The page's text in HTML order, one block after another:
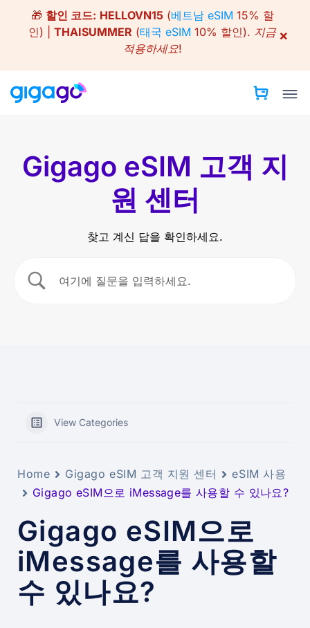
content
🎁 할인 코드: HELLOVN15(베트남 eSIM 15% 할
인) | THAISUMMER (태국 eSIM 10% 할인). 지금
적용하세요!
×
Gigago eSIM 고객 지
원 센터
찾고 계신 답을 확인하세요.
View Categories
Home Gigago eSIM 고객 지원 센터
eSIM 사용
Gigago eSIM으로 iMessage를 사용할 수 있나요?
Gigago eSIM으로
iMessage를 사용할
수 있나요?